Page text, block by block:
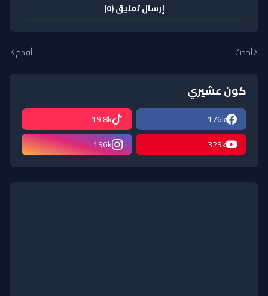
إرسال تعليق (0)
أحدث أقدم
كون عشيري
176k
19.8k
329k
196k